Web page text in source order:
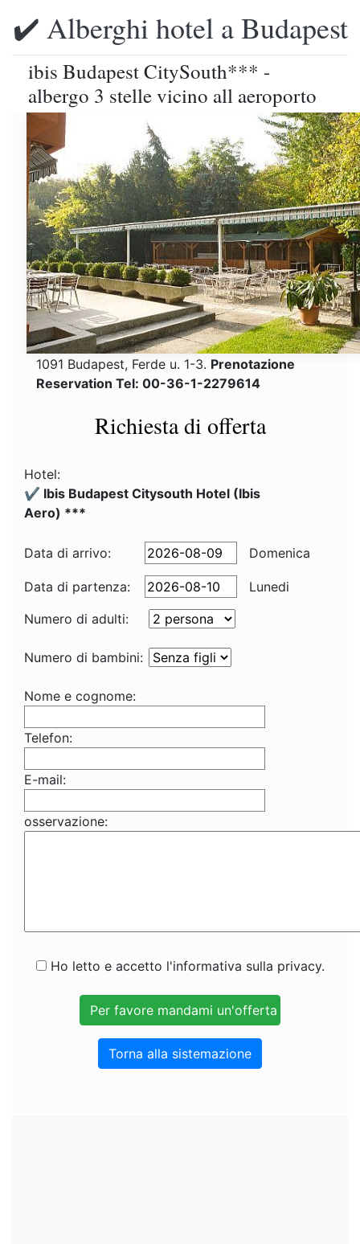
✔️ Alberghi hotel a Budapest
ibis Budapest CitySouth*** -
albergo 3 stelle vicino all aeroporto
1091 Budapest, Ferde u. 1-3. Prenotazione
Reservation Tel: 00-36-1-2279614
Richiesta di offerta
Hotel:
✔️ Ibis Budapest Citysouth Hotel (Ibis
Aero) ***
Data di arrivo: Domenica
Data di partenza:
Lunedi
Numero di adulti:
Numero di bambini:
Nome e cognome:
Telefon:
E-mail:
osservazione:
Ho letto e accetto l'informativa sulla privacy.
Torna alla sistemazione